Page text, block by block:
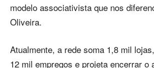
modelo associativista que nos
Oliveira.
Atualmente, a rede soma 1,8 mil
12 mil empregos e projeta encerrar o